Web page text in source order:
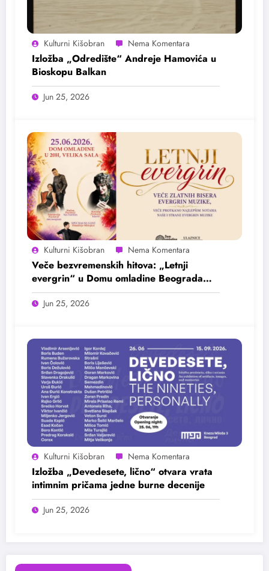
Kulturni Kišobran
Izložba „Odredište“ Andreje Hamovića u
Bioskopu Balkan
Jun 25, 2026
Kulturni Kišobran
Veče bezvremenskih hitova: „Letnji
evergrin“ u Domu omladine Beograda
25. juna
Jun 25, 2026
Kulturni Kišobran
Izložba „Devedesete, lično“ otvara vrata
intimnim pričama jedne burne decenije
Jun 25, 2026